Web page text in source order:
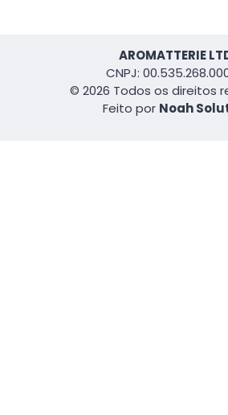
AROMATTERIE
CNPJ:
© 2026 Todos os direitos
Feito por Noah